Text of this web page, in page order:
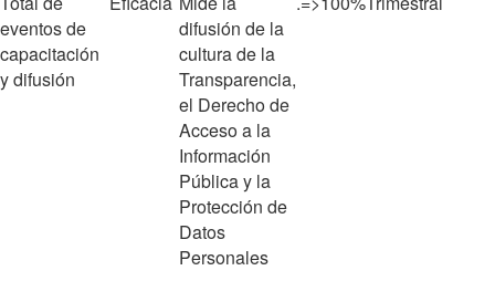
eventos de
capacitación
y difusión
difusión de la
cultura de la
Transparencia,
el Derecho de
Acceso a la
Información
Pública y la
Protección de
Datos
Personales